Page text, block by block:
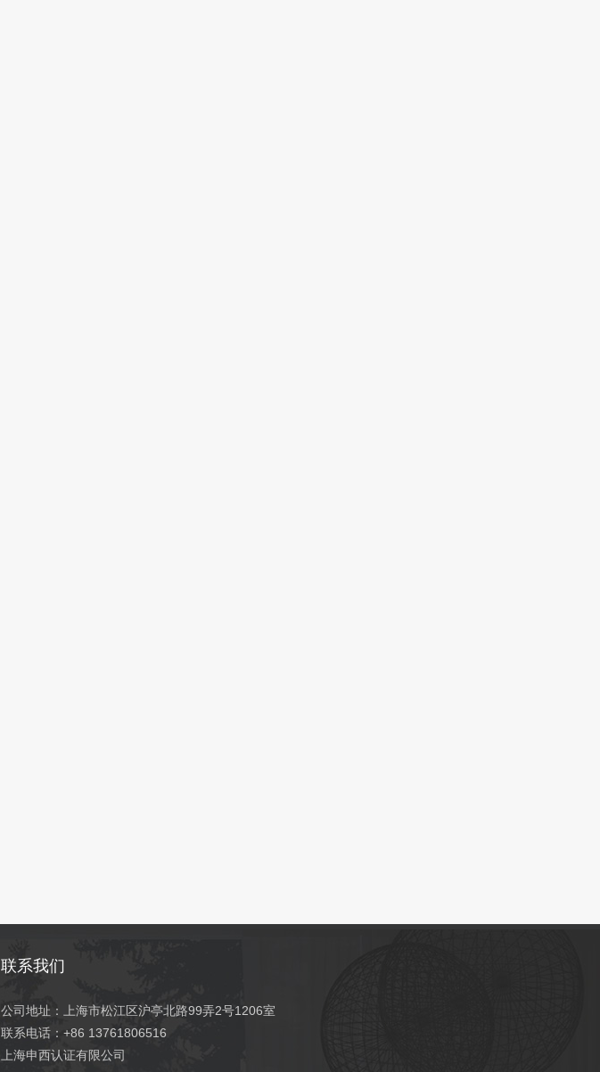
联系我们
公司地址：上海市松江区沪亭北路99弄2号1206室
联系电话：+86 13761806516
上海申西认证有限公司